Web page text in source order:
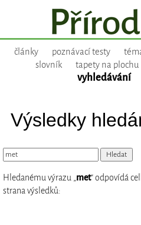
články poznávací testy
slovník
tapety na plochu
vyhledávání
Výsledky
Hledanému výrazu „met“ odpovídá
strana výsledků: